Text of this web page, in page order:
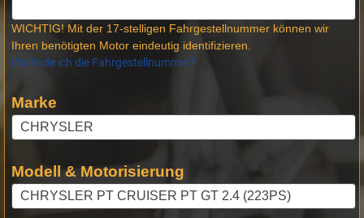
WICHTIG! Mit der 17-stelligen Fahrgestellnummer können wir
Ihren benötigten Motor eindeutig identifizieren.
Wo finde ich die Fahrgestellnummer?
Marke
Modell & Motorisierung